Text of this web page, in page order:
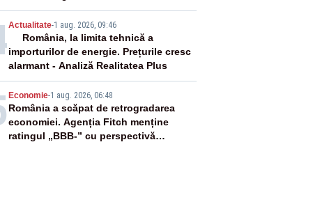
Actualitate-1 aug. 2026, 09:46
România, la limita tehnică a
importurilor de energie. Prețurile cresc
alarmant - Analiză Realitatea Plus
Economie-1 aug. 2026, 06:48
România a scăpat de retrogradarea
economiei. Agenția Fitch menține
ratingul „BBB-” cu perspectivă